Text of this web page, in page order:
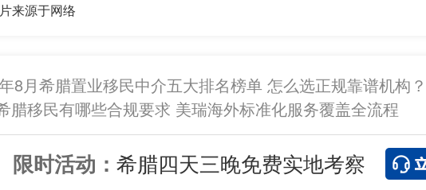
来源于网络
8月希腊置业移民中介五大排名榜单 怎么选正规靠谱机构？
腊移民有哪些合规要求 美瑞海外标准化服务覆盖全流程
限时活动： 希腊四天三晚免费实地考察